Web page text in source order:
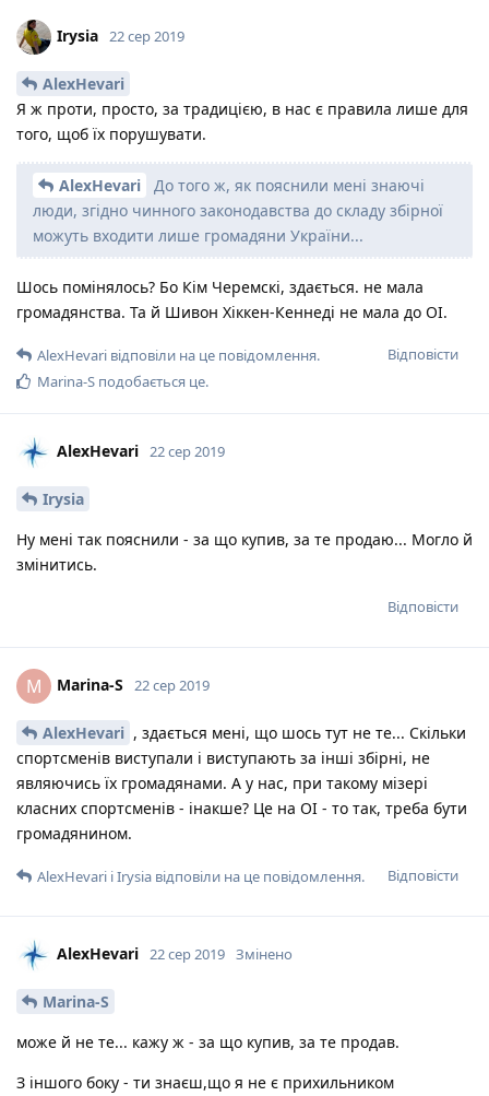
Irysia 22 сер 2019
AlexHevari
Я ж проти, просто, за традицією, в нас є правила лише для
того, щоб їх порушувати.
AlexHevari
До того ж, як пояснили мені знаючі
люди, згідно чинного законодавства до складу збірної
можуть входити лише громадяни України...
Шось помінялось? Бо Кім Черемскі, здається. не мала
громадянства. Та й Шивон Хіккен-Кеннеді не мала до ОІ.
Відповісти
AlexHevari відповіли на це повідомлення.
Marina-S подобається це.
AlexHevari 22 сер 2019
Irysia
Ну мені так пояснили - за що купив, за те продаю... Могло й
змінитись.
Відповісти
M Marina-S 22 сер 2019
AlexHevari , здається мені, що шось тут не те... Скільки
спортсменів виступали і виступають за інші збірні, не
являючись їх громадянами. А у нас, при такому мізері
класних спортсменів - інакше? Це на ОІ - то так, треба бути
громадянином.
Відповісти
AlexHevari іIrysia відповіли на це повідомлення.
AlexHevari 22 сер 2019 Змінено
Marina-S
може й не те... кажу ж - за що купив, за те продав.
З іншого боку - ти знаєш,що я не є прихильником